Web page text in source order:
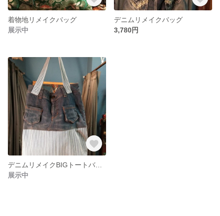
着物地リメイクバッグ
展示中
デニムリメイクバッグ
3,780円
デニムリメイクBIGトートバッグ
展示中